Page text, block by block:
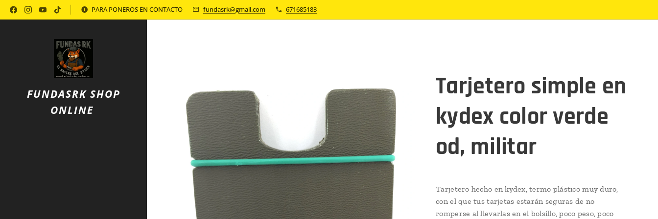
Política de Privacidad PARA PONEROS EN CONTACTO fundasrk@gmail.com 671685183
FUNDASRK SHOP
ONLINE
Tarjetero simple en
kydex color verde
od, militar
Tarjetero hecho en kydex, termo plástico muy duro,
con el que tus tarjetas estarán seguras de no
romperse al llevarlas en el bolsillo, poco peso, poco